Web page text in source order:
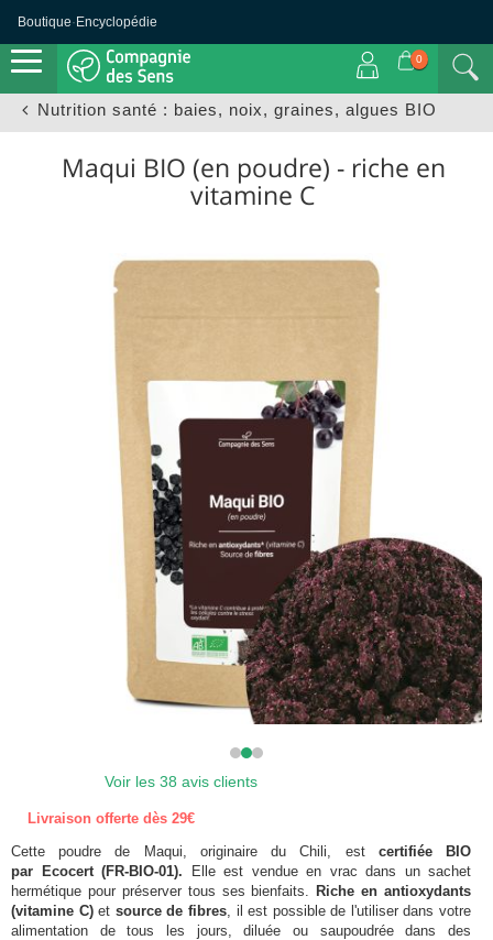
Boutique· Encyclopédie
0
Nutrition santé : baies, noix, graines, algues BIO
Maqui BIO (en poudre) - riche en
vitamine C
Voir les 38 avis clients
Livraison offerte dès 29€
Cette poudre de Maqui, originaire du Chili, est certifiée BIO
par Ecocert (FR-BIO-01). Elle est vendue en vrac dans un sachet
hermétique pour préserver tous ses bienfaits.Riche en antioxydants
(vitamine C)et source de fibres, il est possible de l'utiliser dans votre
alimentation de tous les jours, diluée ou saupoudrée dans des